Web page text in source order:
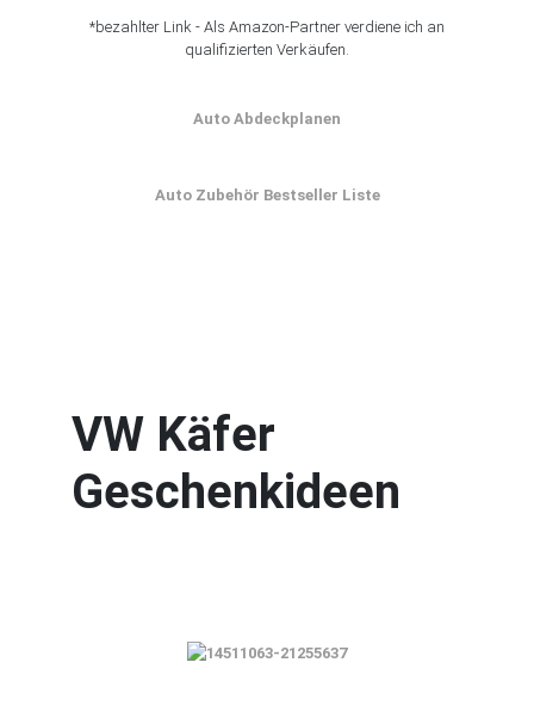
*bezahlter Link - Als Amazon-Partner verdiene ich an
qualifizierten Verkäufen.
Auto Abdeckplanen
Auto Zubehör Bestseller Liste
VW Käfer
Geschenkideen